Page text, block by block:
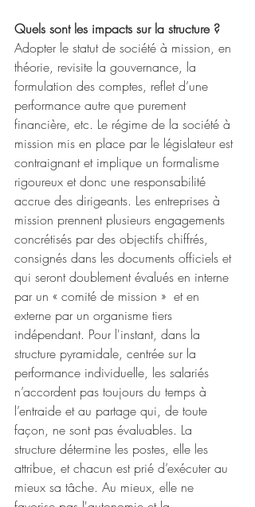
Quels sont les impacts sur la structure ?
Adopter le statut de société à mission, en
théorie, revisite la gouvernance, la
formulation des comptes, reflet d’une
performance autre que purement
financière, etc. Le régime de la société à
mission mis en place par le législateur est
contraignant et implique un formalisme
rigoureux et donc une responsabilité
accrue des dirigeants. Les entreprises à
mission prennent plusieurs engagements
concrétisés par des objectifs chiffrés,
consignés dans les documents officiels et
qui seront doublement évalués en interne
par un « comité de mission »  et en
externe par un organisme tiers
indépendant. Pour l'instant, dans la
structure pyramidale, centrée sur la
performance individuelle, les salariés
n’accordent pas toujours du temps à
l’entraide et au partage qui, de toute
façon, ne sont pas évaluables. La
structure détermine les postes, elle les
attribue, et chacun est prié d’exécuter au
mieux sa tâche. Au mieux, elle ne